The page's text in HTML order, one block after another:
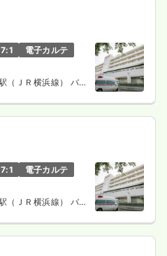
7:1
電子カルテ
（ＪＲ横浜線） バス
7:1
電子カルテ
（ＪＲ横浜線） バス